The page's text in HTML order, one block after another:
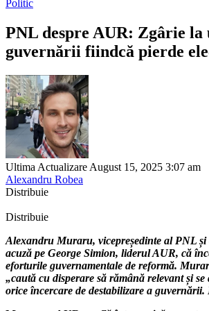
Politic
PNL despre AUR: Zgârie la
guvernării fiindcă pierde
Ultima Actualizare August 15, 2025 3:07 am
Alexandru Robea
Distribuie
Distribuie
Alexandru Muraru, vicepreședinte al PNL și
acuză pe George Simion, liderul AUR, că
eforturile guvernamentale de reformă.
„caută cu disperare să rămână relevant și
orice încercare de destabilizare a guvernării.